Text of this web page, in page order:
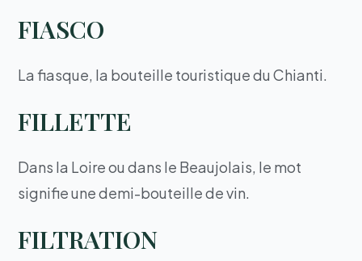
FIASCO
La fiasque, la bouteille touristique du Chianti.
FILLETTE
Dans la Loire ou dans le Beaujolais, le mot
signifie une demi-bouteille de vin.
FILTRATION